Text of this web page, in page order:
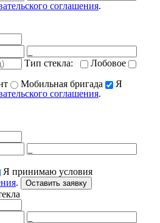
соглашения.
Тип стекла:
Лобовое
Мобильная бригада
Я
соглашения.
Я принимаю условия
. Оставить заявку